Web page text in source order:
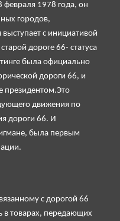
1978 года, он
городов,
с инициативой
дороге 66- статуса
была официально
дороги 66, и
президентом.Это
движения по
дороги 66. И
была первым
с дорогой 66
в товарах, передающих